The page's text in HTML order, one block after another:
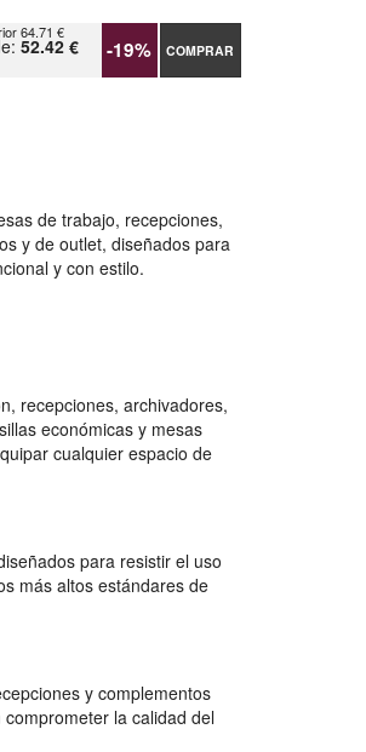
64.71 €
52.42 € -19% COMPRAR
de trabajo, recepciones,
y de outlet, diseñados para
y con estilo.
recepciones, archivadores,
económicas y mesas
cualquier espacio de
para resistir el uso
más altos estándares de
y complementos
la calidad del